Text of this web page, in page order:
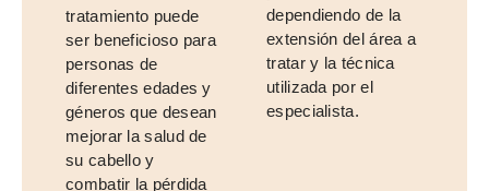
tratamiento puede
ser beneficioso para
personas de
diferentes edades y
géneros que desean
mejorar la salud de
su cabello y
combatir la pérdida
dependiendo de la
extensión del área a
tratar y la técnica
utilizada por el
especialista.